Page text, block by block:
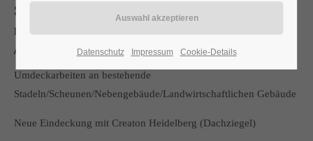
Stadel/Nebengebäude/Spenglerarbeiten/Zi
mmererarbeiten/Dachumdeckungsarbeiten
/Abbruch
Umdeckarbeiten an bestehende
Stadeln/Scheunen/Nebengebäude/Landwirtschaftlichen Gebäude
Neue Eindeckung mit Creaton Heidelberg (Dachziegel)
Datenschutz Impressum Cookie-Details